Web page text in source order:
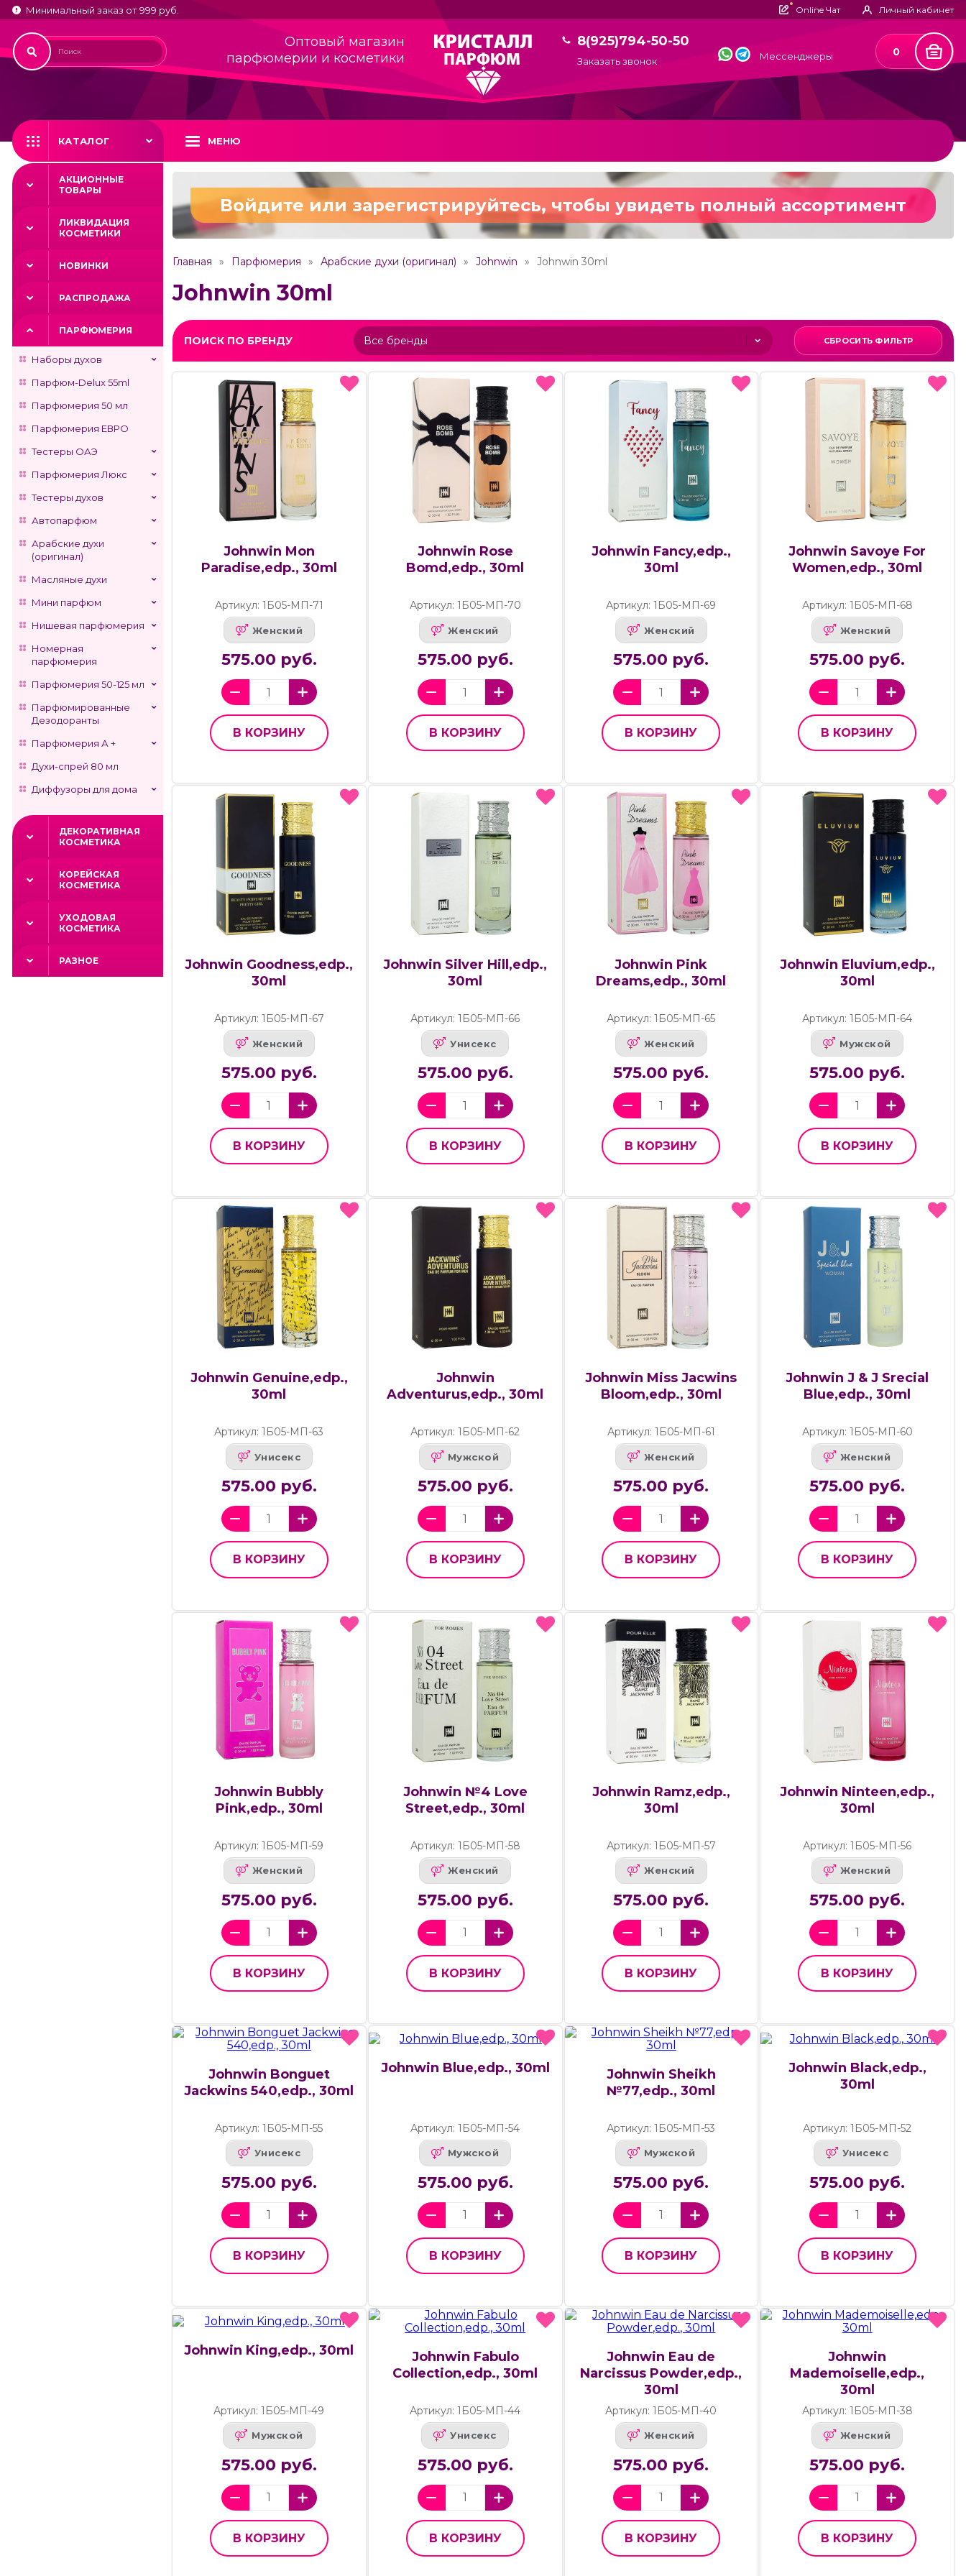
Минимальный заказ от 999 руб. Online Чат Личный кабинет
Оптовый магазин
парфюмерии и косметики
8(925)794-50-50
Заказать звонок Мессенджеры 0
КАТАЛОГ МЕНЮ
АКЦИОННЫЕ
ТОВАРЫ
ЛИКВИДАЦИЯ
КОСМЕТИКИ
НОВИНКИ
РАСПРОДАЖА
ПАРФЮМЕРИЯ
Наборы духов
Парфюм-Delux 55ml
Парфюмерия 50 мл
Парфюмерия ЕВРО
Тестеры ОАЭ
Парфюмерия Люкс
Тестеры духов
Автопарфюм
Арабские духи
(оригинал)
Масляные духи
Мини парфюм
Нишевая парфюмерия
Номерная
парфюмерия
Парфюмерия 50-125 мл
Парфюмированные
Дезодоранты
Парфюмерия А +
Духи-спрей 80 мл
Диффузоры для дома
ДЕКОРАТИВНАЯ
КОСМЕТИКА
КОРЕЙСКАЯ
КОСМЕТИКА
УХОДОВАЯ
КОСМЕТИКА
РАЗНОЕ
Войдите или зарегистрируйтесь, чтобы увидеть полный ассортимент
Главная Парфюмерия Арабские духи (оригинал) Johnwin Johnwin 30ml
Johnwin 30ml
ПОИСК ПО БРЕНДУ СБРОСИТЬ ФИЛЬТР
Johnwin Mon
Paradise,edp., 30ml
Артикул: 1Б05-МП-71
Женский
575.00 руб.
В КОРЗИНУ
Johnwin Rose
Bomd,edp., 30ml
Артикул: 1Б05-МП-70
Женский
575.00 руб.
В КОРЗИНУ
Johnwin Fancy,edp.,
30ml
Артикул: 1Б05-МП-69
Женский
575.00 руб.
В КОРЗИНУ
Johnwin Savoye For
Women,edp., 30ml
Артикул: 1Б05-МП-68
Женский
575.00 руб.
В КОРЗИНУ
Johnwin Goodness,edp.,
30ml
Артикул: 1Б05-МП-67
Женский
575.00 руб.
В КОРЗИНУ
Johnwin Silver Hill,edp.,
30ml
Артикул: 1Б05-МП-66
Унисекс
575.00 руб.
В КОРЗИНУ
Johnwin Pink
Dreams,edp., 30ml
Артикул: 1Б05-МП-65
Женский
575.00 руб.
В КОРЗИНУ
Johnwin Eluvium,edp.,
30ml
Артикул: 1Б05-МП-64
Мужской
575.00 руб.
В КОРЗИНУ
Johnwin Genuine,edp.,
30ml
Артикул: 1Б05-МП-63
Унисекс
575.00 руб.
В КОРЗИНУ
Johnwin
Adventurus,edp., 30ml
Артикул: 1Б05-МП-62
Мужской
575.00 руб.
В КОРЗИНУ
Johnwin Miss Jacwins
Bloom,edp., 30ml
Артикул: 1Б05-МП-61
Женский
575.00 руб.
В КОРЗИНУ
Johnwin J & J Srecial
Blue,edp., 30ml
Артикул: 1Б05-МП-60
Женский
575.00 руб.
В КОРЗИНУ
Johnwin Bubbly
Pink,edp., 30ml
Артикул: 1Б05-МП-59
Женский
575.00 руб.
В КОРЗИНУ
Johnwin №4 Love
Street,edp., 30ml
Артикул: 1Б05-МП-58
Женский
575.00 руб.
В КОРЗИНУ
Johnwin Ramz,edp.,
30ml
Артикул: 1Б05-МП-57
Женский
575.00 руб.
В КОРЗИНУ
Johnwin Ninteen,edp.,
30ml
Артикул: 1Б05-МП-56
Женский
575.00 руб.
В КОРЗИНУ
Johnwin Bonguet
Jackwins 540,edp., 30ml
Артикул: 1Б05-МП-55
Унисекс
575.00 руб.
В КОРЗИНУ
Johnwin Blue,edp., 30ml
Артикул: 1Б05-МП-54
Мужской
575.00 руб.
В КОРЗИНУ
Johnwin Sheikh
№77,edp., 30ml
Артикул: 1Б05-МП-53
Мужской
575.00 руб.
В КОРЗИНУ
Johnwin Black,edp.,
30ml
Артикул: 1Б05-МП-52
Унисекс
575.00 руб.
В КОРЗИНУ
Johnwin King,edp., 30ml
Артикул: 1Б05-МП-49
Мужской
575.00 руб.
В КОРЗИНУ
Johnwin Fabulo
Collection,edp., 30ml
Артикул: 1Б05-МП-44
Унисекс
575.00 руб.
В КОРЗИНУ
Johnwin Eau de
Narcissus Powder,edp.,
30ml
Артикул: 1Б05-МП-40
Женский
575.00 руб.
В КОРЗИНУ
Johnwin
Mademoiselle,edp.,
30ml
Артикул: 1Б05-МП-38
Женский
575.00 руб.
В КОРЗИНУ